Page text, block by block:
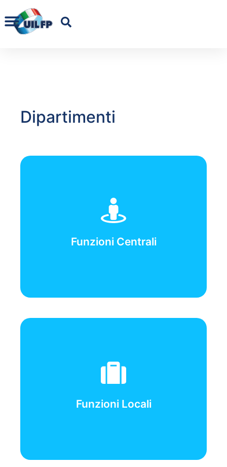
Dipartimenti
Funzioni Centrali
Bordini Andrea
Amoroso Domenico, Marianna De Martino
-Vice-
Funzioni Locali
Scuderi Fabrizio
-Vice-